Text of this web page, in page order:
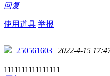
回复
使用道具 举报
250561603 | 2022-4-15
1111111111111111